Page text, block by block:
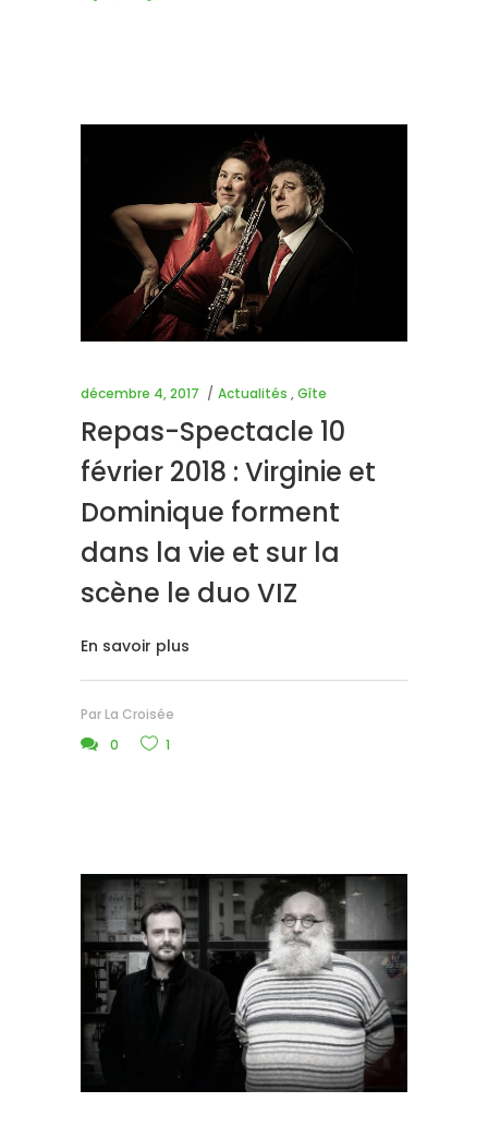
décembre 4, 2017 Actualités ,Gîte
Repas-Spectacle 10
février 2018 : Virginie et
Dominique forment
dans la vie et sur la
scène le duo VIZ
En savoir plus
Par La Croisée
0
1